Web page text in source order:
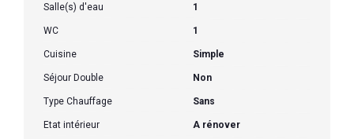
Salle(s) d'eau 1
WC 1
Cuisine Simple
Séjour Double Non
Type Chauffage Sans
Etat intérieur A rénover